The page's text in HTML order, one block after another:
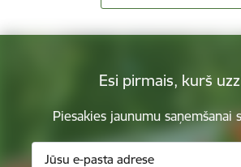
Esi pirmais, kurš
Piesakies jaunumu saņemšanai